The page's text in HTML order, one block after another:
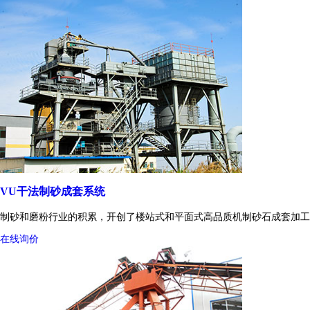
VU干法制砂成套系统
制砂和磨粉行业的积累，开创了楼站式和平面式高品质机制砂石成套加
在线询价